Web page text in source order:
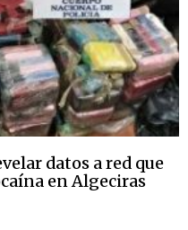
datos a red que
en Algeciras